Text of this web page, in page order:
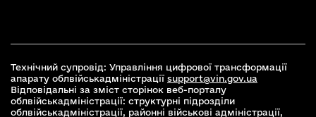
Технічний супровід: Управління цифрової трансформації
апарату облвійськадміністрації support@vin.gov.ua
Відповідальні за зміст сторінок веб-порталу
облвійськадміністрації: структурні підрозділи
облвійськадміністрації, районні військові адміністрації,